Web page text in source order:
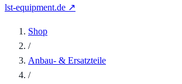
lst-equipment.de ↗
Shop
/
Anbau- & Ersatzteile
/